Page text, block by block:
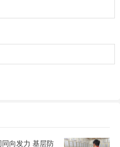
向发力 基层防